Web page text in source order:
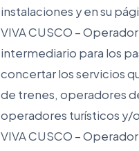
instalaciones y en su
VIVA CUSCO –
intermediario para los
concertar los servicios
de trenes, operadores
operadores turísticos y/
VIVA CUSCO –